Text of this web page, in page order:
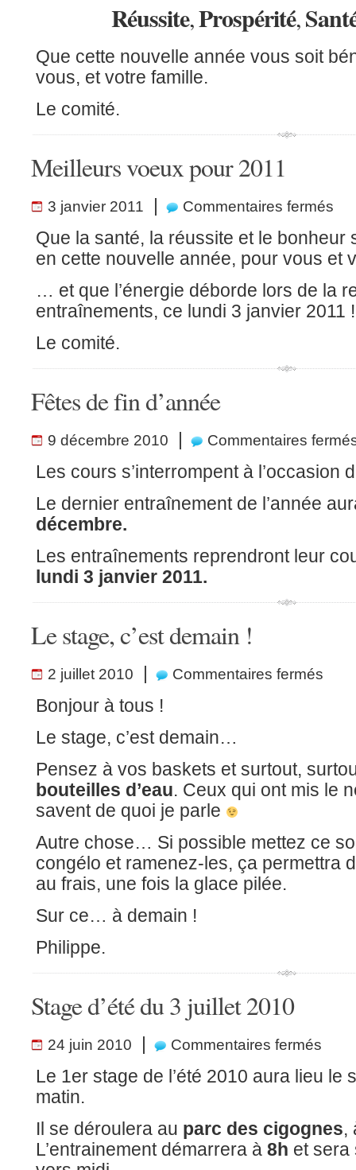
Réussite,Prospérité,
Que cette nouvelle année vous soit
vous, et votre famille.
Le comité.
Meilleurs voeux pour 2011
3 janvier 2011 | Commentaires fermés
2011
Que la santé, la réussite et le bonheur
en cette nouvelle année, pour vous et
… et que l’énergie déborde lors de la
entraînements, ce lundi 3 janvier 2011
Le comité.
Fêtes de fin d’année
9 décembre 2010 | Commentaires
Les cours s’interrompent à l’occasion
Le dernier entraînement de l’année
décembre.
Les entraînements reprendront leur
lundi 3 janvier 2011.
Le stage, c’est demain !
2 juillet 2010 | Commentaires fermés
Bonjour à tous !
Le stage, c’est demain…
Pensez à vos baskets et surtout,
bouteilles d’eau. Ceux qui ont mis le
savent de quoi je parle
Autre chose… Si possible mettez ce
congélo et ramenez-les, ça permettra
au frais, une fois la glace pilée.
Sur ce… à demain !
Philippe.
Stage d’été du 3 juillet 2010
24 juin 2010 | Commentaires fermés
du
Le 1er stage de l’été 2010 aura lieu le
matin.
Il se déroulera au parc des cigognes,
L’entrainement démarrera à 8h et